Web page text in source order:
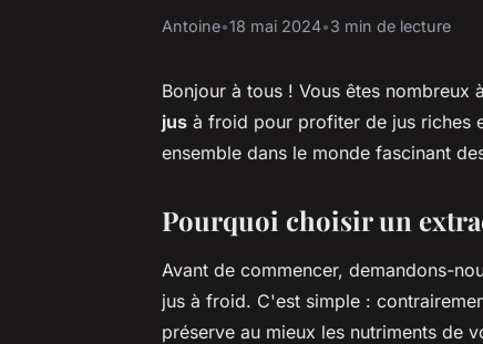
Antoine•18 mai 2024•3 min de lecture
Bonjour à tous ! Vous êtes nombreux
jus à froid pour profiter de jus riches
ensemble dans le monde fascinant
Pourquoi choisir un
Avant de commencer, demandons-
jus à froid. C'est simple :
préserve au mieux les nutriments de